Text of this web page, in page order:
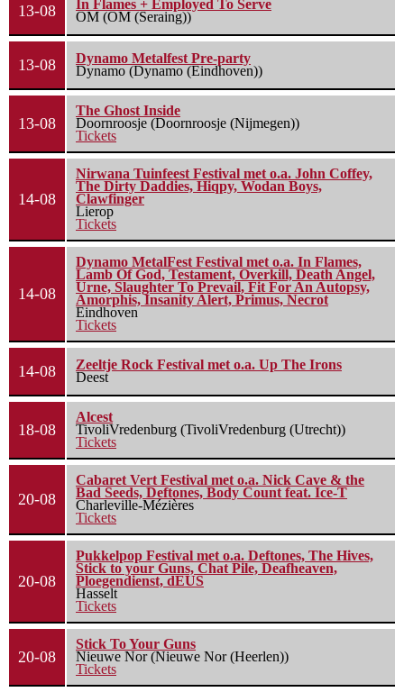
13-08
In Flames + Employed To Serve
OM (OM (Seraing))
13-08
Dynamo Metalfest Pre-party
Dynamo (Dynamo (Eindhoven))
13-08
The Ghost Inside
Doornroosje (Doornroosje (Nijmegen))
Tickets
14-08
Nirwana Tuinfeest Festival met o.a. John Coffey,
The Dirty Daddies, Hiqpy, Wodan Boys,
Clawfinger
Lierop
Tickets
14-08
Dynamo MetalFest Festival met o.a. In Flames,
Lamb Of God, Testament, Overkill, Death Angel,
Urne, Slaughter To Prevail, Fit For An Autopsy,
Amorphis, Insanity Alert, Primus, Necrot
Eindhoven
Tickets
14-08
Zeeltje Rock Festival met o.a. Up The Irons
Deest
18-08
Alcest
TivoliVredenburg (TivoliVredenburg (Utrecht))
Tickets
20-08
Cabaret Vert Festival met o.a. Nick Cave & the
Bad Seeds, Deftones, Body Count feat. Ice-T
Charleville-Mézières
Tickets
20-08
Pukkelpop Festival met o.a. Deftones, The Hives,
Stick to your Guns, Chat Pile, Deafheaven,
Ploegendienst, dEUS
Hasselt
Tickets
20-08
Stick To Your Guns
Nieuwe Nor (Nieuwe Nor (Heerlen))
Tickets